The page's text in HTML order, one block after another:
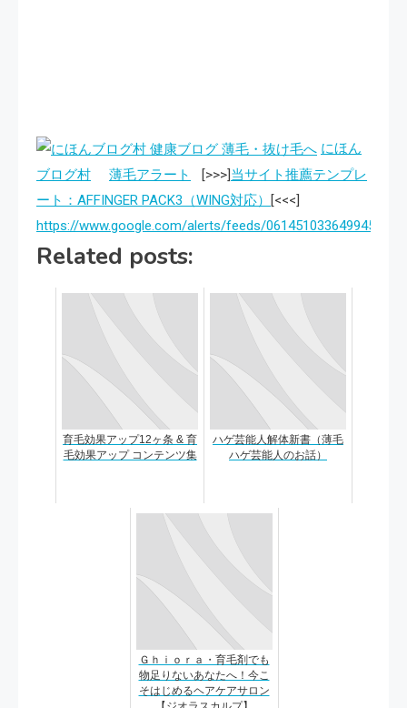
にほん
ブログ村
薄毛アラート [>>>]当サイト推薦テンプレ
ート：AFFINGER PACK3（WING対応）
[<<<]
https://www.google.com/alerts/feeds/
Related posts:
育毛効果アップ12ヶ条 & 育
毛効果アップ コンテンツ集
ハゲ芸能人解体新書（薄毛
ハゲ芸能人のお話）
Ｇｈｉｏｒａ・育毛剤でも
物足りないあなたへ！今こ
そはじめるヘアケアサロン